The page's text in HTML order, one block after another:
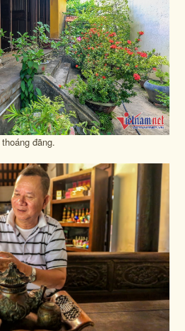
đãng.